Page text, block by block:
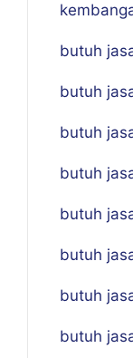
butuh
butuh
butuh
butuh
butuh
butuh
butuh
butuh